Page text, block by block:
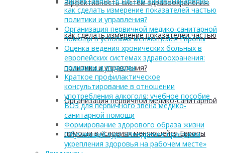
Эффективность систем здравоохранения:
как сделать измерение показателей частью
политики и управления?
Организация первичной медико-санитарной
помощи в условиях меняющейся Европы
как сделать измерение показателей частью
политики и управления?
Организация первичной медико-санитарной
помощи в условиях меняющейся Европы
Оценка ведения хронических больных в
европейских системах здравоохранения:
принципы и подходы
Краткое профилактическое
консультирование в отношении
употребления алкоголя: учебное пособие
ВОЗ для первичного звена медико-
санитарной помощи
Формирование здорового образа жизни
Обучающий курс «Внедрение программ
укрепления здоровья на рабочем месте»